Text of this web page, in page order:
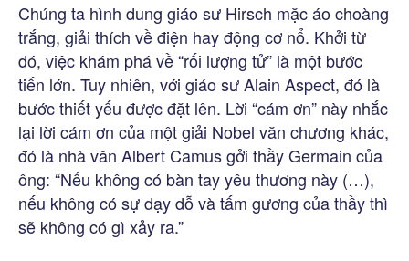
Chúng ta hình dung giáo sư Hirsch mặc áo choàng
trắng, giải thích về điện hay động cơ nổ. Khởi từ
đó, việc khám phá về “rối lượng tử” là một bước
tiến lớn. Tuy nhiên, với giáo sư Alain Aspect, đó là
bước thiết yếu được đặt lên. Lời “cám ơn” này nhắc
lại lời cám ơn của một giải Nobel văn chương khác,
đó là nhà văn Albert Camus gởi thầy Germain của
ông: “Nếu không có bàn tay yêu thương này (…),
nếu không có sự dạy dỗ và tấm gương của thầy thì
sẽ không có gì xảy ra.”